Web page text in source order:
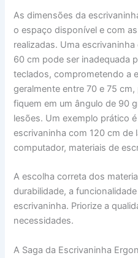
As dimensões da
o espaço disponível e com
realizadas. Uma
60 cm pode ser inadequada
teclados, comprometendo a
geralmente entre 70 e 75
fiquem em um ângulo de 90
lesões. Um exemplo prático
escrivaninha com 120 cm de
computador, materiais de
A escolha correta dos
durabilidade, a
escrivaninha. Priorize a
necessidades.
A Saga da Escrivaninha